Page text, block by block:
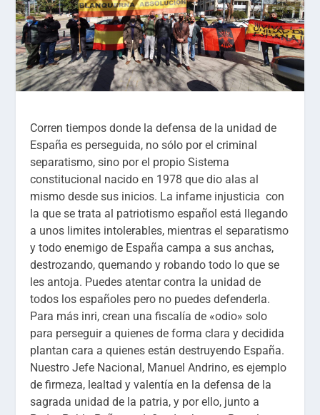
Corren tiempos donde la defensa de la unidad de
España es perseguida, no sólo por el criminal
separatismo, sino por el propio Sistema
constitucional nacido en 1978 que dio alas al
mismo desde sus inicios. La infame injusticia con
la que se trata al patriotismo español está llegando
a unos limites intolerables, mientras el separatismo
y todo enemigo de España campa a sus anchas,
destrozando, quemando y robando todo lo que se
les antoja. Puedes atentar contra la unidad de
todos los españoles pero no puedes defenderla.
Para más inri, crean una fiscalía de «odio» solo
para perseguir a quienes de forma clara y decidida
plantan cara a quienes están destruyendo España.
Nuestro Jefe Nacional, Manuel Andrino, es ejemplo
de firmeza, lealtad y valentía en la defensa de la
sagrada unidad de la patria, y por ello, junto a